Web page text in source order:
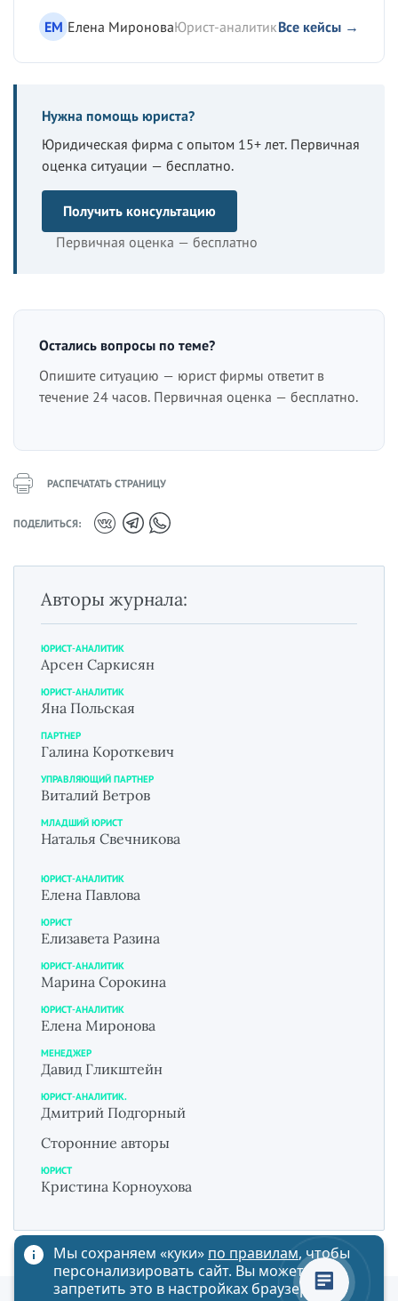
ЕМ Елена МироноваЮрист-аналитикВсе кейсы →
Нужна помощь юриста?
Юридическая фирма с опытом 15+ лет. Первичная
оценка ситуации — бесплатно.
Получить консультацию
Первичная оценка — бесплатно
Остались вопросы по теме?
Опишите ситуацию — юрист фирмы ответит в
течение 24 часов. Первичная оценка — бесплатно.
РАСПЕЧАТАТЬ СТРАНИЦУ
ПОДЕЛИТЬСЯ:
Авторы журнала:
ЮРИСТ-АНАЛИТИК
Арсен Саркисян
ЮРИСТ-АНАЛИТИК
Яна Польская
ПАРТНЕР
Галина Короткевич
УПРАВЛЯЮЩИЙ ПАРТНЕР
Виталий Ветров
МЛАДШИЙ ЮРИСТ
Наталья Свечникова
ЮРИСТ-АНАЛИТИК
Елена Павлова
ЮРИСТ
Елизавета Разина
ЮРИСТ-АНАЛИТИК
Марина Сорокина
ЮРИСТ-АНАЛИТИК
Елена Миронова
МЕНЕДЖЕР
Давид Гликштейн
ЮРИСТ-АНАЛИТИК.
Дмитрий Подгорный
Сторонние авторы
ЮРИСТ
Кристина Корноухова
Мы сохраняем «куки» по правилам, чтобы
персонализировать сайт. Вы можете
запретить это в настройках браузера